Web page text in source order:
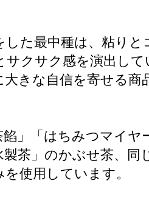
た最中種は、粘り
サクサク感を演出し
きな自信を寄せる商
餡」「はちみつマイ
茶」のかぶせ茶、同
使用しています。